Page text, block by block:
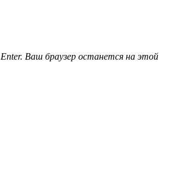
Ваш браузер останется на этой